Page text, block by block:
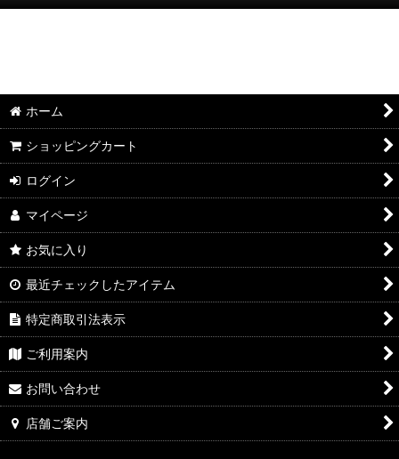
2026年6月DMワイン
2026年5月DMワイン
2026年4月DMワイン
2026年3月DMワイン
2026年2月DMワイン
2026年1月DMワイン
2025年12月DMワイン
2025年11月DMワイン
2025年10月DMワイン
ホーム
ショッピングカート
ログイン
マイページ
お気に入り
最近チェックしたアイテム
特定商取引法表示
ご利用案内
お問い合わせ
店舗ご案内